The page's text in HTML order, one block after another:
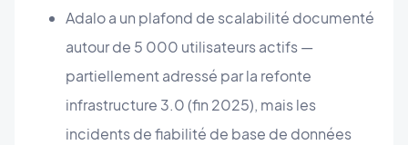
Adalo a un plafond de scalabilité documenté
autour de 5 000 utilisateurs actifs —
partiellement adressé par la refonte
infrastructure 3.0 (fin 2025), mais les
incidents de fiabilité de base de données